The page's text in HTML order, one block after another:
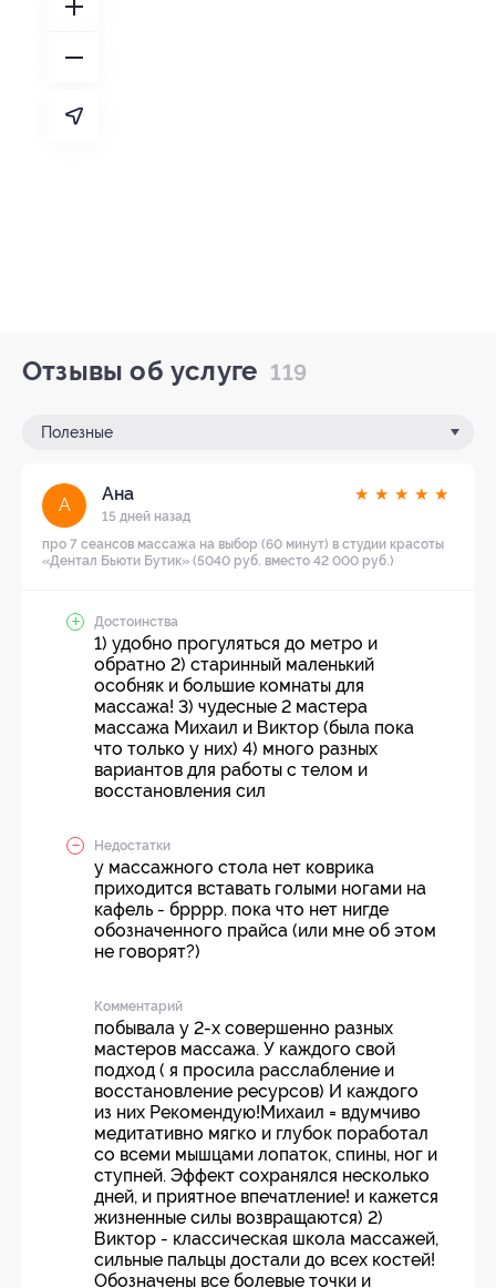
Отзывы об услуге 119
Полезные
А
Ана
15 дней назад
★ ★ ★ ★ ★
про 7 сеансов массажа на выбор (60 минут) в студии красоты
«Дентал Бьюти Бутик» (5040 руб. вместо 42 000 руб.)
Достоинства
1) удобно прогуляться до метро и
обратно 2) старинный маленький
особняк и большие комнаты для
массажа! 3) чудесные 2 мастера
массажа Михаил и Виктор (была пока
что только у них) 4) много разных
вариантов для работы с телом и
восстановления сил
Недостатки
у массажного стола нет коврика
приходится вставать голыми ногами на
кафель - брррр. пока что нет нигде
обозначенного прайса (или мне об этом
не говорят?)
Комментарий
побывала у 2-х совершенно разных
мастеров массажа. У каждого свой
подход ( я просила расслабление и
восстановление ресурсов) И каждого
из них Рекомендую!Михаил = вдумчиво
медитативно мягко и глубок поработал
со всеми мышцами лопаток, спины, ног и
ступней. Эффект сохранялся несколько
дней, и приятное впечатление! и кажется
жизненные силы возвращаются) 2)
Виктор - классическая школа массажей,
сильные пальцы достали до всех костей!
Обозначены все болевые точки и